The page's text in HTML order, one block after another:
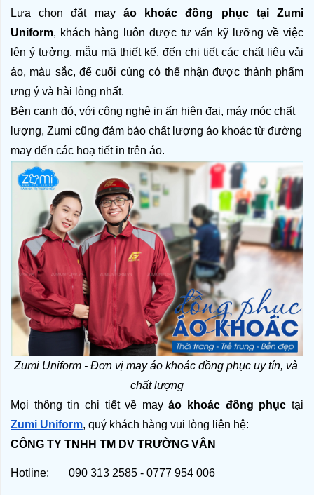
Lựa chọn đặt may áo khoác đồng phục tại Zumi
Uniform, khách hàng luôn được tư vấn kỹ lưỡng về việc
lên ý tưởng, mẫu mã thiết kế, đến chi tiết các chất liệu vải
áo, màu sắc, để cuối cùng có thể nhận được thành phẩm
ưng ý và hài lòng nhất.
Bên cạnh đó, với công nghệ in ấn hiện đại, máy móc chất
lượng, Zumi cũng đảm bảo chất lượng áo khoác từ đường
may đến các hoạ tiết in trên áo.
Zumi Uniform - Đơn vị may áo khoác đồng phục uy tín, và
chất lượng
Mọi thông tin chi tiết về may áo khoác đồng phục
Zumi Uniform, quý khách hàng vui lòng liên hệ:
CÔNG TY TNHH TM DV TRƯỜNG VÂN
Hotline: 090 313 2585 - 0777 954 006